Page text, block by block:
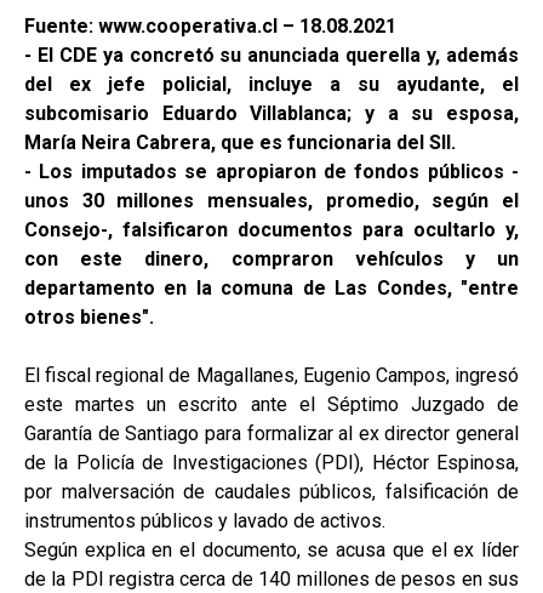
Fuente: www.cooperativa.cl – 18.08.2021
- El CDE ya concretó su anunciada querella y, además
del ex jefe policial, incluye a su ayudante, el
subcomisario Eduardo Villablanca; y a su esposa,
María Neira Cabrera, que es funcionaria del SII.
- Los imputados se apropiaron de fondos públicos -
unos 30 millones mensuales, promedio, según el
Consejo-, falsificaron documentos para ocultarlo y,
con este dinero, compraron vehículos y un
departamento en la comuna de Las Condes, "entre
otros bienes".
El fiscal regional de Magallanes, Eugenio Campos, ingresó
este martes un escrito ante el Séptimo Juzgado de
Garantía de Santiago para formalizar al ex director general
de la Policía de Investigaciones (PDI), Héctor Espinosa,
por malversación de caudales públicos, falsificación de
instrumentos públicos y lavado de activos.
Según explica en el documento, se acusa que el ex líder
de la PDI registra cerca de 140 millones de pesos en sus